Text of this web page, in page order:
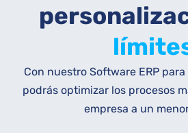
Con nuestro Software ERP
podrás optimizar los procesos
empresa a un